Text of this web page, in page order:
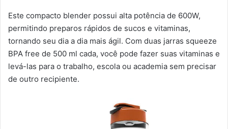
Este compacto blender possui alta potência de 600W,
permitindo preparos rápidos de sucos e vitaminas,
tornando seu dia a dia mais ágil. Com duas jarras squeeze
BPA free de 500 ml cada, você pode fazer suas vitaminas e
levá-las para o trabalho, escola ou academia sem precisar
de outro recipiente.